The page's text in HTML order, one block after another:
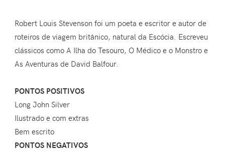
Robert Louis Stevenson foi um poeta e escritor e autor de
roteiros de viagem britânico, natural da Escócia. Escreveu
clássicos como A Ilha do Tesouro, O Médico e o Monstro e
As Aventuras de David Balfour.
PONTOS POSITIVOS
Long John Silver
Ilustrado e com extras
Bem escrito
PONTOS NEGATIVOS